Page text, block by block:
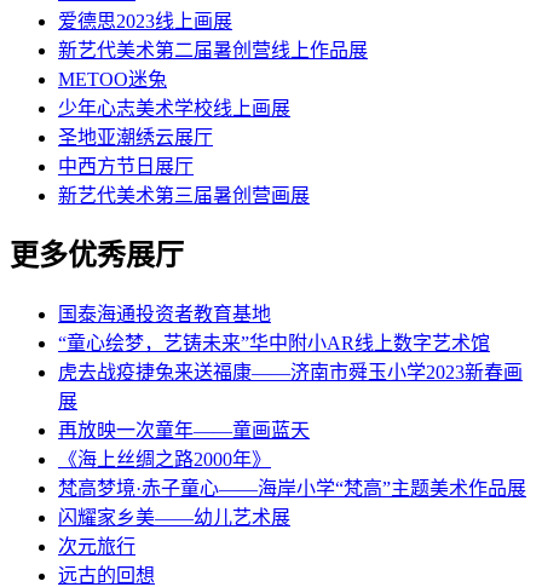
爱德思2023线上画展
新艺代美术第二届暑创营线上作品展
METOO迷兔
少年心志美术学校线上画展
圣地亚潮绣云展厅
中西方节日展厅
新艺代美术第三届暑创营画展
更多优秀展厅
国泰海通投资者教育基地
“童心绘梦，艺铸未来”华中附小AR线上数字艺术馆
虎去战疫捷兔来送福康——济南市舜玉小学2023新春画
展
再放映一次童年——童画蓝天
《海上丝绸之路2000年》
梵高梦境·赤子童心——海岸小学“梵高”主题美术作品展
闪耀家乡美——幼儿艺术展
次元旅行
远古的回想